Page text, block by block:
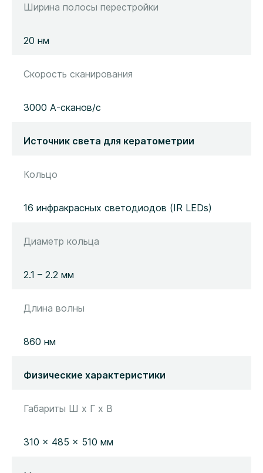
Ширина полосы перестройки
20 нм
Скорость сканирования
3000 A-сканов/с
Источник света для кератометрии
Кольцо
16 инфракрасных светодиодов (IR LEDs)
Диаметр кольца
2.1 – 2.2 мм
Длина волны
860 нм
Физические характеристики
Габариты Ш х Г х В
310 × 485 × 510 мм